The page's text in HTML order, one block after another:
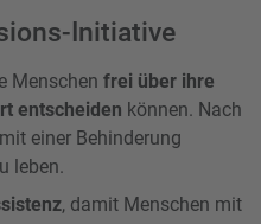
Initiative
Menschenfrei über ihre
entscheiden können. Nach
einer Behinderung
leben.
, damit Menschen mit